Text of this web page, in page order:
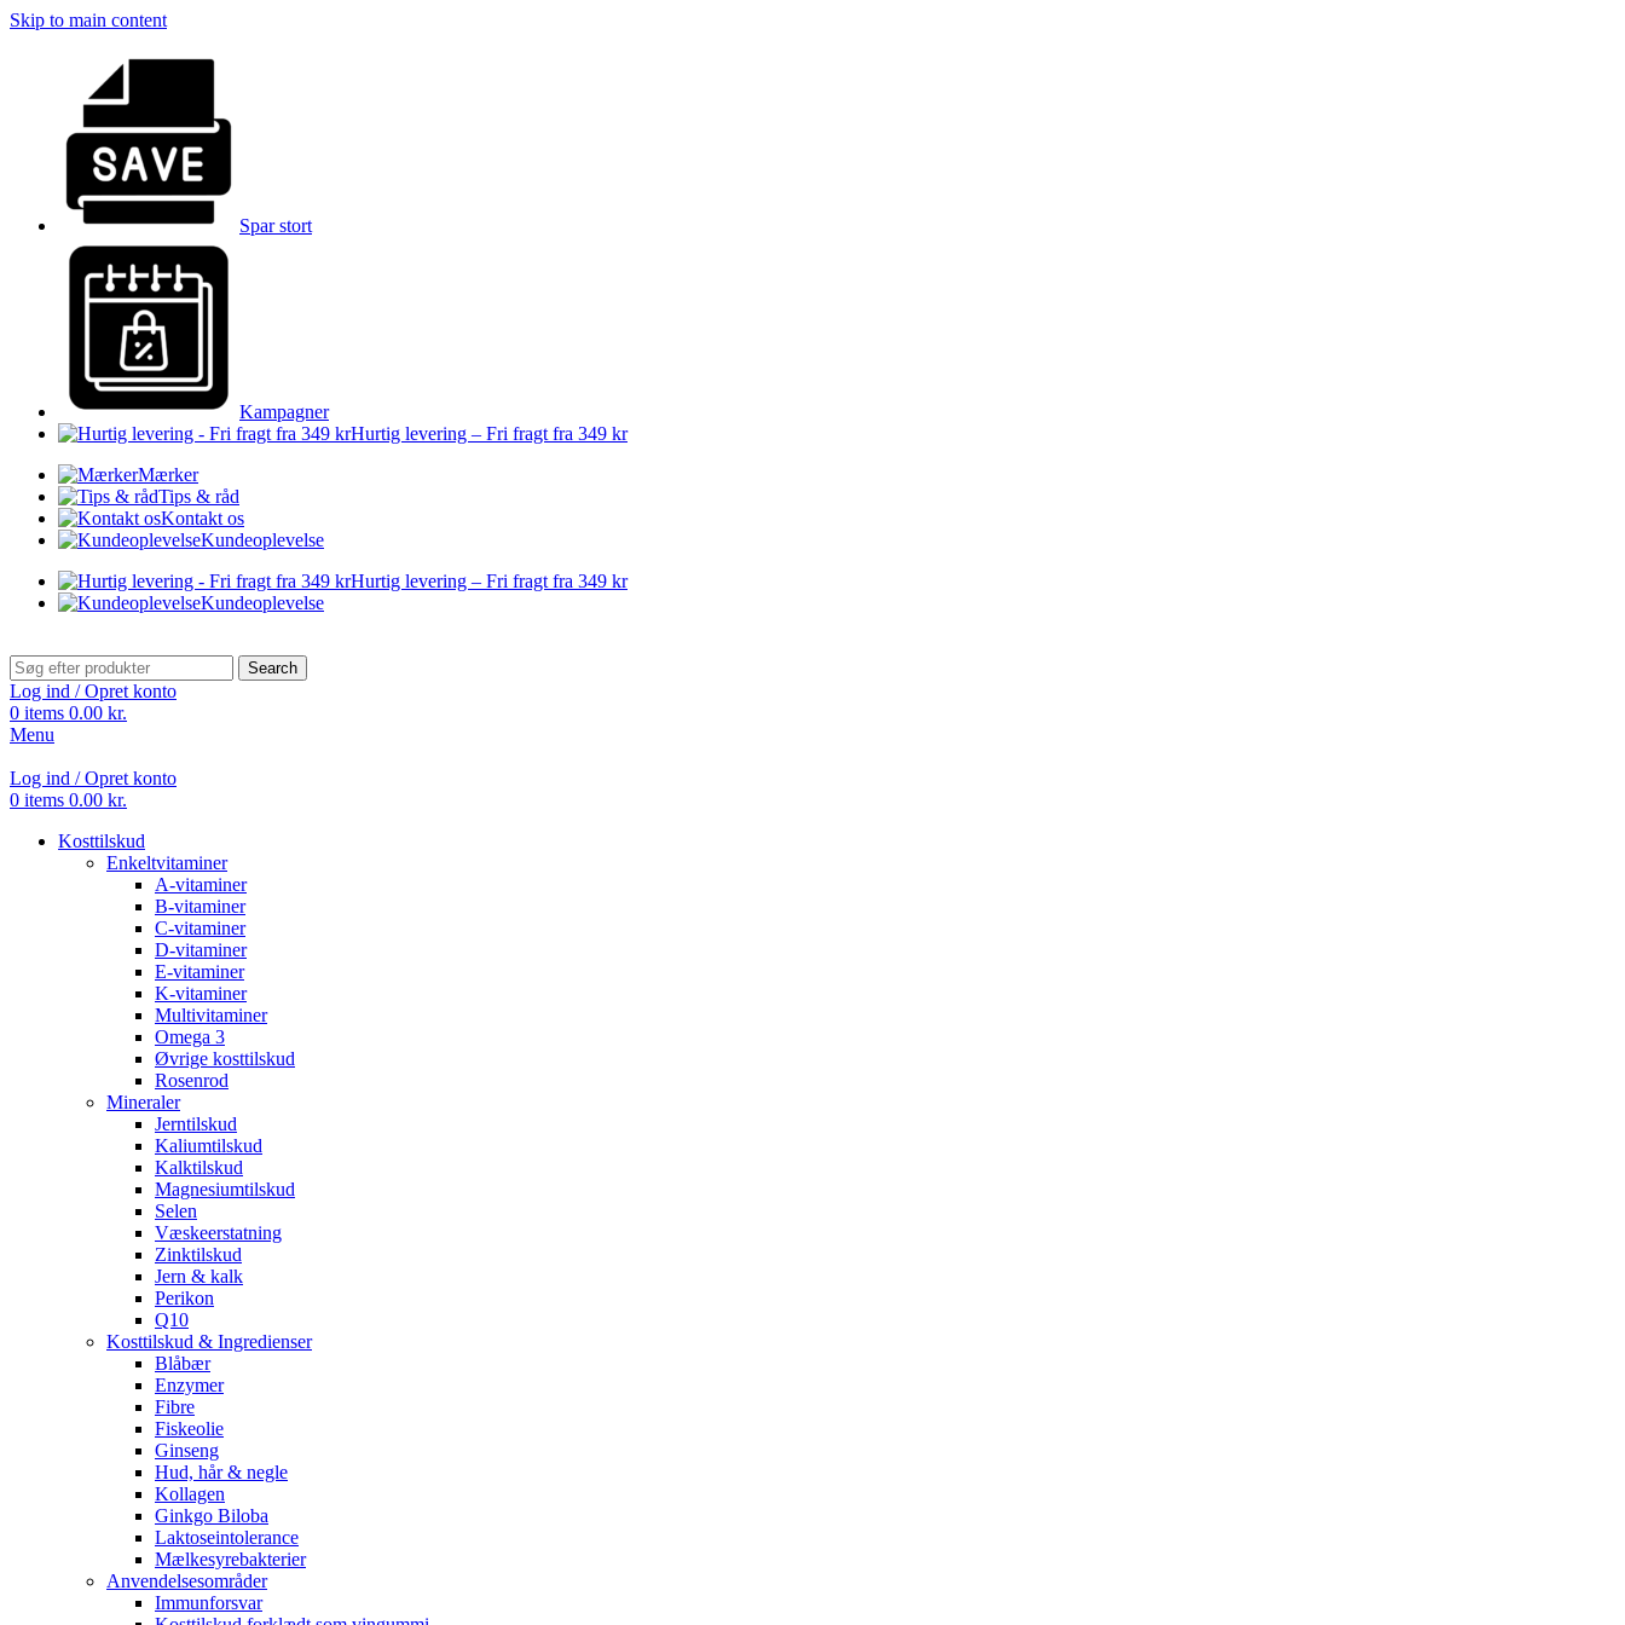
Skip to main content
Spar stort
Kampagner
Hurtig levering – Fri fragt fra 349 kr
Mærker
Tips & råd
Kontakt os
Kundeoplevelse
Hurtig levering – Fri fragt fra 349 kr
Kundeoplevelse
Search
Log ind / Opret konto
0 items 0.00 kr.
Menu
Log ind / Opret konto
0 items 0.00 kr.
Kosttilskud
Enkeltvitaminer
A-vitaminer
B-vitaminer
C-vitaminer
D-vitaminer
E-vitaminer
K-vitaminer
Multivitaminer
Omega 3
Øvrige kosttilskud
Rosenrod
Mineraler
Jerntilskud
Kaliumtilskud
Kalktilskud
Magnesiumtilskud
Selen
Væskeerstatning
Zinktilskud
Jern & kalk
Perikon
Q10
Kosttilskud & Ingredienser
Blåbær
Enzymer
Fibre
Fiskeolie
Ginseng
Hud, hår & negle
Kollagen
Ginkgo Biloba
Laktoseintolerance
Mælkesyrebakterier
Anvendelsesområder
Immunforsvar